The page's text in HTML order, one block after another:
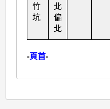
竹
坑
北
偏
北
-頁首-